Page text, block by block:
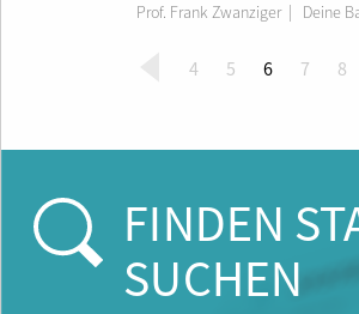
Prof. Frank Zwanziger| Deine
4 5 6(
r
n
7 8
FINDEN
SUCHEN